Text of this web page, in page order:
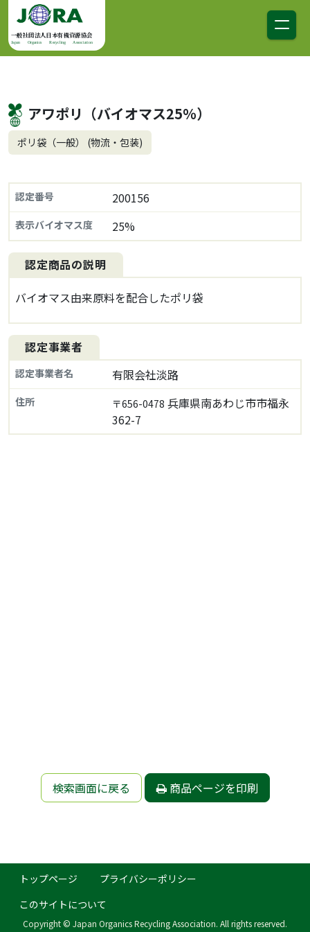
コンテンツへスキップ
メインナビゲーション
一般社団法人日本有機資源協会
Japan Organics Recycling Association
アワポリ（バイオマス25％）
ポリ袋（一般） (物流・包装)
認定番号 200156
表示バイオマス度 25%
認定商品の説明
バイオマス由来原料を配合したポリ袋
認定事業者
認定事業者名 有限会社淡路
住所 〒656-0478 兵庫県南あわじ市市福永
362-7
検索画面に戻る 商品ページを印刷
トップページ
プライバシーポリシー
このサイトについて
Copyright © Japan Organics Recycling Association. All rights reserved.